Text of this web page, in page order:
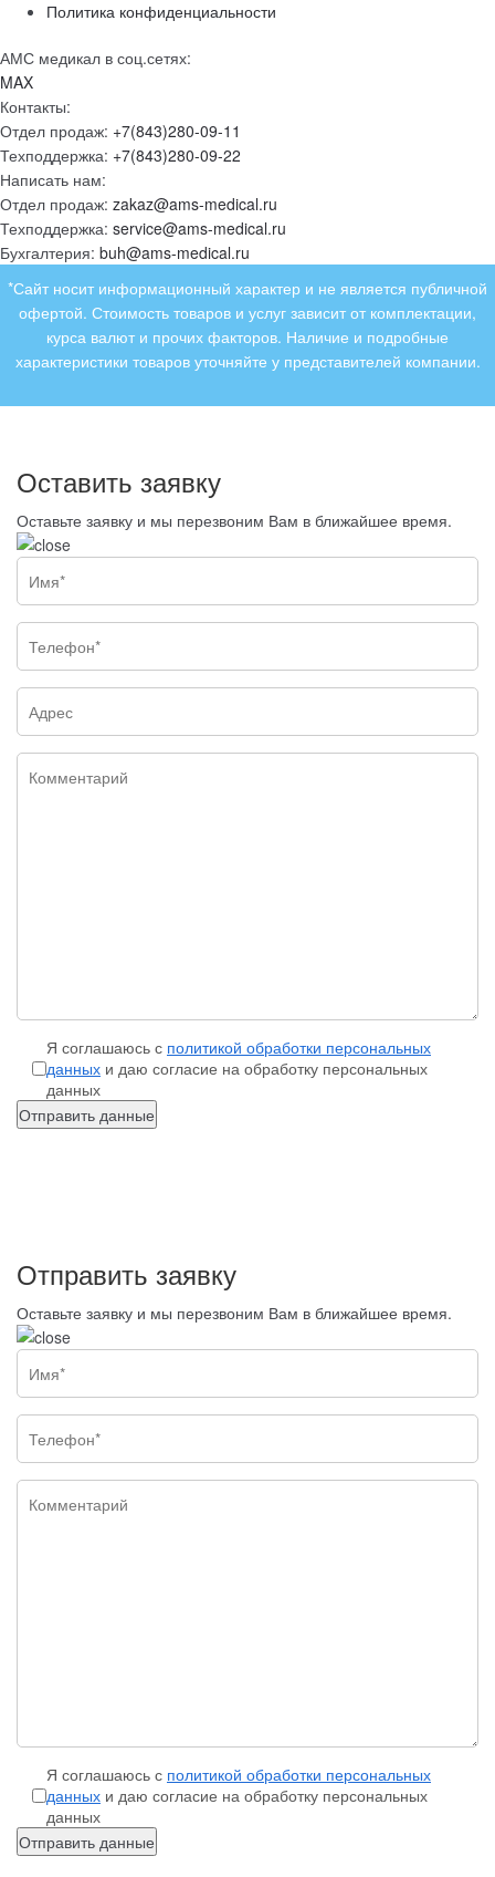
Политика конфиденциальности
АМС медикал в соц.сетях:
MAX
Контакты:
Отдел продаж: +7(843)280-09-11
Техподдержка: +7(843)280-09-22
Написать нам:
Отдел продаж: zakaz@ams-medical.ru
Техподдержка: service@ams-medical.ru
Бухгалтерия: buh@ams-medical.ru
*Сайт носит информационный характер и не является публичной
офертой. Стоимость товаров и услуг зависит от комплектации,
курса валют и прочих факторов. Наличие и подробные
характеристики товаров уточняйте у представителей компании.
Оставить заявку
Оставьте заявку и мы перезвоним Вам в ближайшее время.
Я соглашаюсь с политикой обработки персональных
данных и даю согласие на обработку персональных
данных
Отправить данные
Отправить заявку
Оставьте заявку и мы перезвоним Вам в ближайшее время.
Я соглашаюсь с политикой обработки персональных
данных и даю согласие на обработку персональных
данных
Отправить данные